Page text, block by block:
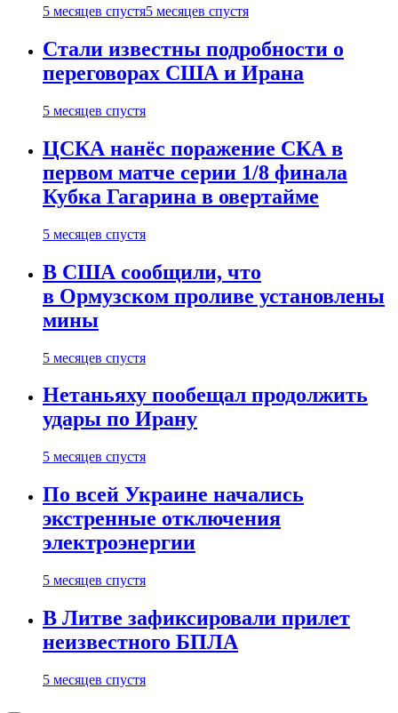
5 месяцев спустя5 месяцев спустя
Стали известны подробности о
переговорах США и Ирана
5 месяцев спустя
ЦСКА нанёс поражение СКА в
первом матче серии 1/8 финала
Кубка Гагарина в овертайме
5 месяцев спустя
В США сообщили, что
в Ормузском проливе установлены
мины
5 месяцев спустя
Нетаньяху пообещал продолжить
удары по Ирану
5 месяцев спустя
По всей Украине начались
экстренные отключения
электроэнергии
5 месяцев спустя
В Литве зафиксировали прилет
неизвестного БПЛА
5 месяцев спустя